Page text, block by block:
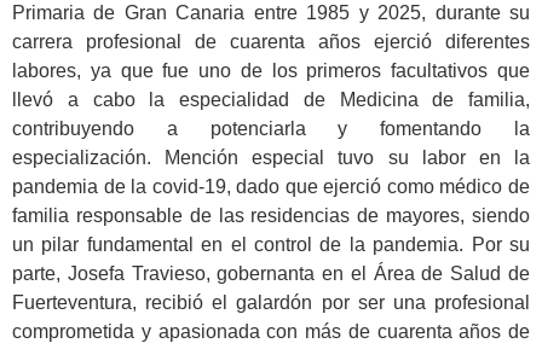
Primaria de Gran Canaria entre 1985 y 2025, durante su
carrera profesional de cuarenta años ejerció diferentes
labores, ya que fue uno de los primeros facultativos que
llevó a cabo la especialidad de Medicina de familia,
contribuyendo a potenciarla y fomentando la
especialización. Mención especial tuvo su labor en la
pandemia de la covid-19, dado que ejerció como médico de
familia responsable de las residencias de mayores, siendo
un pilar fundamental en el control de la pandemia. Por su
parte, Josefa Travieso, gobernanta en el Área de Salud de
Fuerteventura, recibió el galardón por ser una profesional
comprometida y apasionada con más de cuarenta años de